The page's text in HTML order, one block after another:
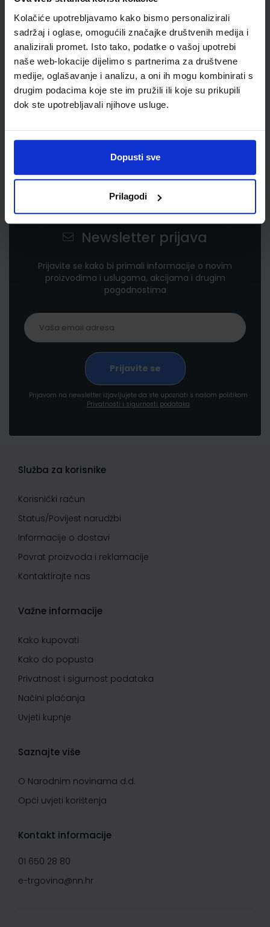
Kolačiće upotrebljavamo kako bismo personalizirali
sadržaj i oglase, omogućili značajke društvenih medija i
analizirali promet. Isto tako, podatke o vašoj upotrebi
naše web-lokacije dijelimo s partnerima za društvene
medije, oglašavanje i analizu, a oni ih mogu kombinirati s
drugim podacima koje ste im pružili ili koje su prikupili
dok ste upotrebljavali njihove usluge.
Dopusti sve
Prilagodi
Detalji proizvoda
Šifra proizvoda
193386076858
Garancija
12 mjeseci
Newsletter prijava
Prijavite se kako bi primali informacije o novim
proizvodima i uslugama, akcijama i drugim
pogodnostima
Prijavom na newsletter izjavljujete da ste upoznati s našom politikom
Privatnosti i sigurnosti podataka
Služba za korisnike
Korisnički račun
Status/Povijest narudžbi
Informacije o dostavi
Povrat proizvoda i reklamacije
Kontaktirajte nas
Važne informacije
Kako kupovati
Kako do popusta
Privatnost i sigurnost podataka
Načini plaćanja
Uvjeti kupnje
Saznajte više
O Narodnim novinama d.d.
Opći uvjeti korištenja
Kontakt informacije
01 650 28 80
e-trgovina@nn.hr